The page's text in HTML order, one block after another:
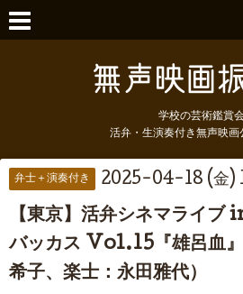
学校の芸術鑑賞
活弁・生演奏付き無声映画
弁士＋演奏付き 2025-04-18 (金)
【東京】活弁シネマライブ
バッカス Vol.15『雄呂血
希子、楽士：永田雅代）